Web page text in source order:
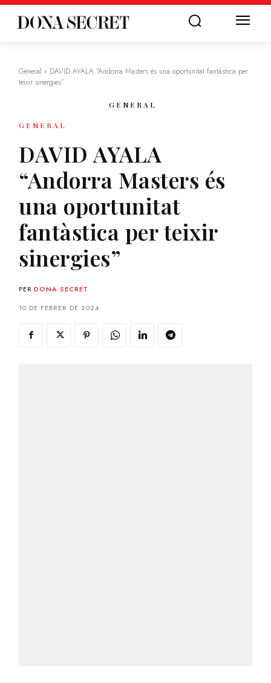
General
DAVID AYALA “Andorra Masters és una oportunitat fantàstica per
teixir sinergies”
GENERAL
GENERAL
DAVID AYALA
“Andorra Masters és
una oportunitat
fantàstica per teixir
sinergies”
PER DONA SECRET
10 DE FEBRER DE 2024